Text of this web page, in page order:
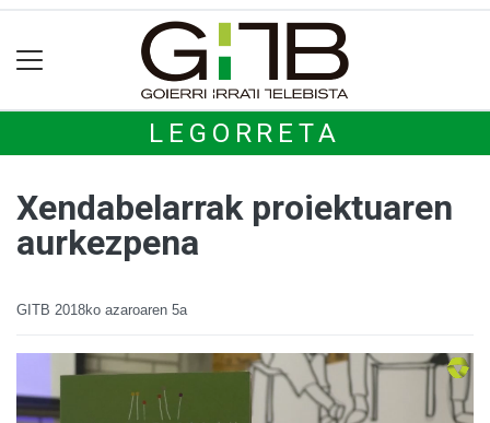
LEGORRETA
Xendabelarrak proiektuaren
aurkezpena
GITB 2018ko azaroaren 5a